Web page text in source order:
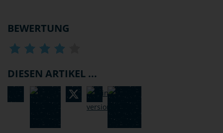
BEWERTUNG
DIESEN ARTIKEL ...